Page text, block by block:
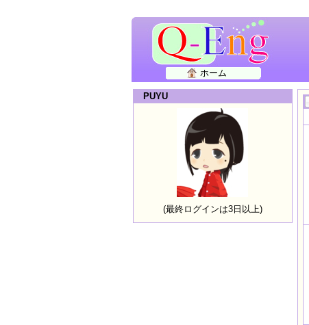
ホーム
PUYU
(最終ログインは3日以上)